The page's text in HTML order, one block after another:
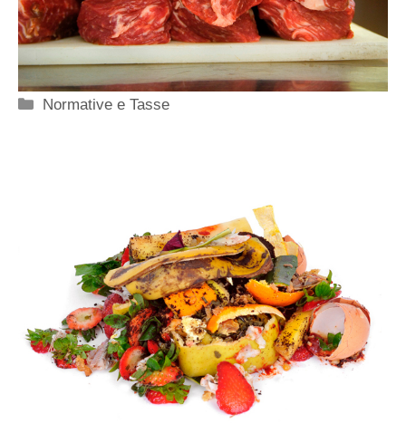
Categorie
Normative e Tasse